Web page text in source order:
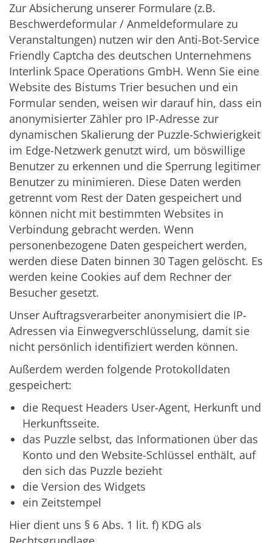
Zur Absicherung unserer Formulare (z.B.
Beschwerdeformular / Anmeldeformulare zu
Veranstaltungen) nutzen wir den Anti-Bot-Service
Friendly Captcha des deutschen Unternehmens
Interlink Space Operations GmbH. Wenn Sie eine
Website des Bistums Trier besuchen und ein
Formular senden, weisen wir darauf hin, dass ein
anonymisierter Zähler pro IP-Adresse zur
dynamischen Skalierung der Puzzle-Schwierigkeit
im Edge-Netzwerk genutzt wird, um böswillige
Benutzer zu erkennen und die Sperrung legitimer
Benutzer zu minimieren. Diese Daten werden
getrennt vom Rest der Daten gespeichert und
können nicht mit bestimmten Websites in
Verbindung gebracht werden. Wenn
personenbezogene Daten gespeichert werden,
werden diese Daten binnen 30 Tagen gelöscht. Es
werden keine Cookies auf dem Rechner der
Besucher gesetzt.
Unser Auftragsverarbeiter anonymisiert die IP-
Adressen via Einwegverschlüsselung, damit sie
nicht persönlich identifiziert werden können.
Außerdem werden folgende Protokolldaten
gespeichert:
die Request Headers User-Agent, Herkunft und
Herkunftsseite.
das Puzzle selbst, das Informationen über das
Konto und den Website-Schlüssel enthält, auf
den sich das Puzzle bezieht
die Version des Widgets
ein Zeitstempel
Hier dient uns § 6 Abs. 1 lit. f) KDG als